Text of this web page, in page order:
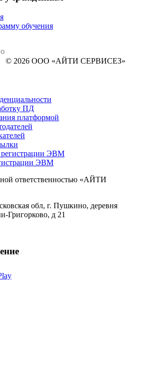
обучения
© 2026 ООО «АЙТИ СЕРВИСЕЗ»
ПД
платформой
регистрации ЭВМ
ЭВМ
ответственностью «АЙТИ
обл, г. Пушкино, деревня
Григорково, д 21